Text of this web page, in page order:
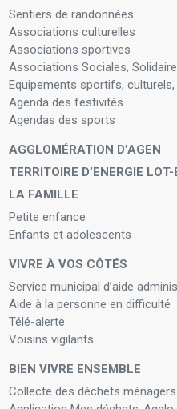
Sentiers de randonnées
Associations culturelles
Associations sportives
Associations Sociales,
Equipements sportifs,
Agenda des festivités
Agendas des sports
AGGLOMÉRATION D’AGEN
TERRITOIRE D’ENERGIE
LA FAMILLE
Petite enfance
Enfants et adolescents
VIVRE À VOS CÔTÉS
Service municipal d’aide
Aide à la personne en difficulté
Télé-alerte
Voisins vigilants
BIEN VIVRE ENSEMBLE
Collecte des déchets